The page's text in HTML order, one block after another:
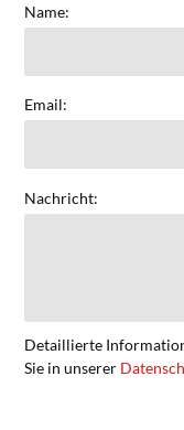
Name:
Email:
Nachricht:
Detaillierte
Sie in unserer